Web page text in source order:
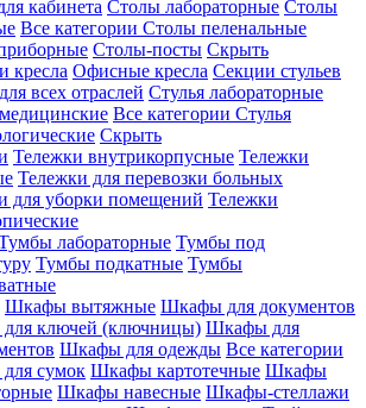
кабинета Столы лабораторные Столы
Все категории Столы пеленальные
Столы-посты Скрыть
кресла Офисные кресла Секции стульев
всех отраслей Стулья лабораторные
Все категории Стулья
Скрыть
Тележки внутрикорпусные Тележки
Тележки для перевозки больных
для уборки помещений Тележки
лабораторные Тумбы под
Тумбы подкатные Тумбы
Шкафы вытяжные Шкафы для документов
ключей (ключницы) Шкафы для
Шкафы для одежды Все категории
сумок Шкафы картотечные Шкафы
Шкафы навесные Шкафы-стеллажи